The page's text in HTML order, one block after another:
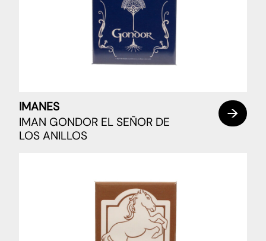
IMANES
IMAN GONDOR EL SEÑOR DE
LOS ANILLOS